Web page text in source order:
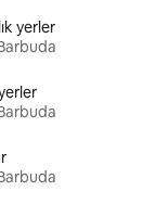
yerler